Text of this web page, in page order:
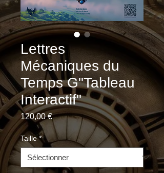
Lettres
Mécaniques du
Temps G"Tableau
Interactif"
120,00 €Prix
Taille *